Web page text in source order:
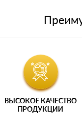
ВЫСОКОЕ КАЧЕСТВО
ПРОДУКЦИИ